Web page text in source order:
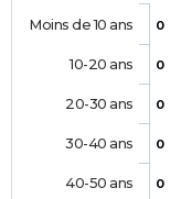
0
0
0
0
0
Moins de 10 ans
10-20 ans
20-30 ans
30-40 ans
40-50 ans